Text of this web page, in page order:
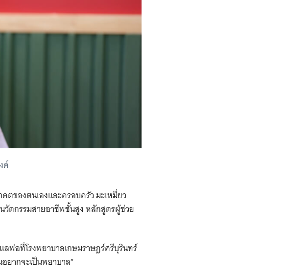
ค์
ตของตนเองและครอบครัว มะเหมี่ยว
วัตกรรมสายอาชีพชั้นสูง หลักสูตรผู้ช่วย
พ่อที่โรงพยาบาลเกษมราษฎร์ศรีบุรินทร์
ยากจะเป็นพยาบาล”